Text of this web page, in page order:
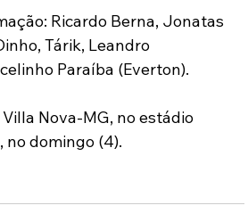
Ricardo Berna, Jonatas
Tárik, Leandro
Paraíba (Everton).
Nova-MG, no estádio
no domingo (4).